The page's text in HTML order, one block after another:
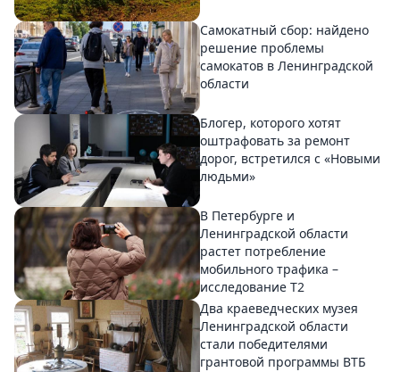
Самокатный сбор: найдено
решение проблемы
самокатов в Ленинградской
области
Блогер, которого хотят
оштрафовать за ремонт
дорог, встретился с «Новыми
людьми»
В Петербурге и
Ленинградской области
растет потребление
мобильного трафика –
исследование T2
Два краеведческих музея
Ленинградской области
стали победителями
грантовой программы ВТБ